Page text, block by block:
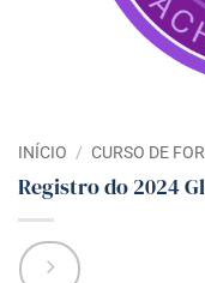
INÍCIO / CURSO DE
Registro do 2024